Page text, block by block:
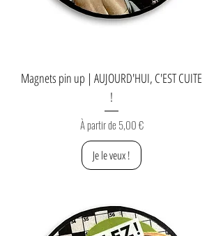
Magnets pin up | AUJOURD'HUI, C'EST CUITE
!
À partir de 5,00 €
Prix promotionnel
Je le veux !